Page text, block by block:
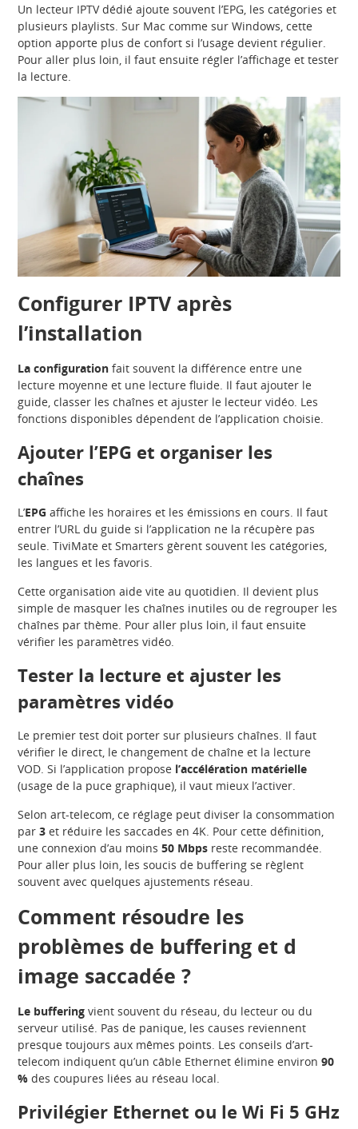
Un lecteur IPTV dédié ajoute souvent l’EPG, les catégories et
plusieurs playlists. Sur Mac comme sur Windows, cette
option apporte plus de confort si l’usage devient régulier.
Pour aller plus loin, il faut ensuite régler l’affichage et tester
la lecture.
Configurer IPTV après
l’installation
La configuration fait souvent la différence entre une
lecture moyenne et une lecture fluide. Il faut ajouter le
guide, classer les chaînes et ajuster le lecteur vidéo. Les
fonctions disponibles dépendent de l’application choisie.
Ajouter l’EPG et organiser les
chaînes
L’EPG affiche les horaires et les émissions en cours. Il faut
entrer l’URL du guide si l’application ne la récupère pas
seule. TiviMate et Smarters gèrent souvent les catégories,
les langues et les favoris.
Cette organisation aide vite au quotidien. Il devient plus
simple de masquer les chaînes inutiles ou de regrouper les
chaînes par thème. Pour aller plus loin, il faut ensuite
vérifier les paramètres vidéo.
Tester la lecture et ajuster les
paramètres vidéo
Le premier test doit porter sur plusieurs chaînes. Il faut
vérifier le direct, le changement de chaîne et la lecture
VOD. Si l’application propose l’accélération matérielle
(usage de la puce graphique), il vaut mieux l’activer.
Selon art-telecom, ce réglage peut diviser la consommation
par3 et réduire les saccades en 4K. Pour cette définition,
une connexion d’au moins50 Mbps reste recommandée.
Pour aller plus loin, les soucis de buffering se règlent
souvent avec quelques ajustements réseau.
Comment résoudre les
problèmes de buffering et d
image saccadée ?
Le buffering vient souvent du réseau, du lecteur ou du
serveur utilisé. Pas de panique, les causes reviennent
presque toujours aux mêmes points. Les conseils d’art-
telecom indiquent qu’un câble Ethernet élimine environ90
% des coupures liées au réseau local.
Privilégier Ethernet ou le Wi Fi 5 GHz